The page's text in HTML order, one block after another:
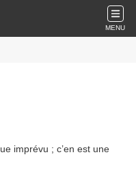
MENU
imprévu ; c’en est une